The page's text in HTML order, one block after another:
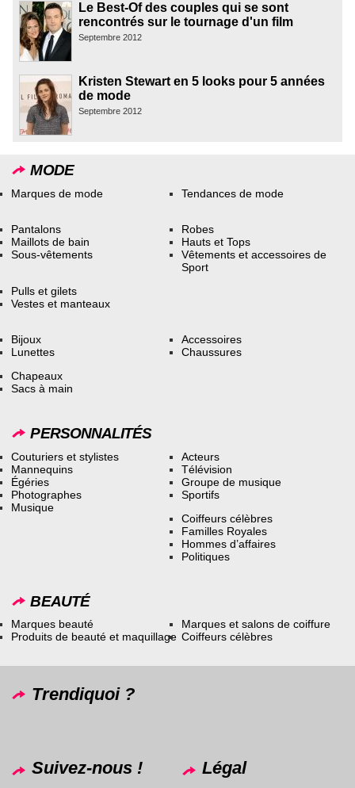
Le Best-Of des couples qui se sont
rencontrés sur le tournage d'un film
Septembre 2012
Kristen Stewart en 5 looks pour 5 années
de mode
Septembre 2012
MODE
Marques de mode Tendances de mode
Pantalons
Maillots de bain
Sous-vêtements
Robes
Hauts et Tops
Vêtements et accessoires de
Sport
Pulls et gilets
Vestes et manteaux
Bijoux
Lunettes
Accessoires
Chaussures
Chapeaux
Sacs à main
PERSONNALITÉS
Couturiers et stylistes
Mannequins
Égéries
Photographes
Musique
Acteurs
Télévision
Groupe de musique
Sportifs
Coiffeurs célèbres
Familles Royales
Hommes d’affaires
Politiques
BEAUTÉ
Marques beauté
Produits de beauté et maquillage
Marques et salons de coiffure
Coiffeurs célèbres
Trendiquoi ?
Suivez-nous ! Légal